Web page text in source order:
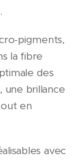
pigments,
la fibre
des
une brillance
en
avec